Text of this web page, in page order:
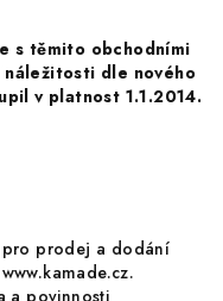
s těmito obchodními
dle nového
v platnost 1.1.2014.
prodej a dodání
a povinnosti